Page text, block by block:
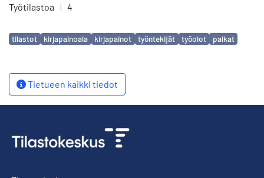
Työtilastoa | 4
Avainsanat
tilastot kirjapainoala kirjapainot työntekijät työolot palkat
Tietueen kaikki tiedot